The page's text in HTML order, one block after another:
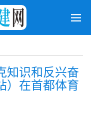
知识和反兴奋
）在首都体育